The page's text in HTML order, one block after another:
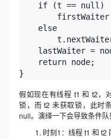
    if (t == null)
firstWaiter
    else
lastWaiter =
    return node;
假如现在有线程 t1 和 t2，
锁，而 t2 未获取锁，此时
null。演绎一下会导致条件队
时刻1：线程 t1 和 t2